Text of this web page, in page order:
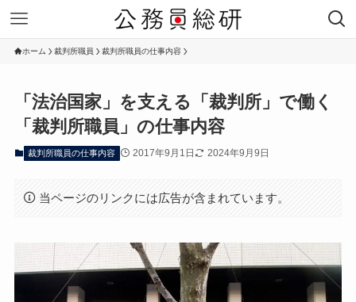
ホーム 裁判所職員 裁判所職員の仕事内容
「法治国家」を支える「裁判所」で働く
「裁判所職員」の仕事内容
裁判所職員の仕事内容 2017年9月1日 2024年9月9日
当ページのリンクには広告が含まれています。